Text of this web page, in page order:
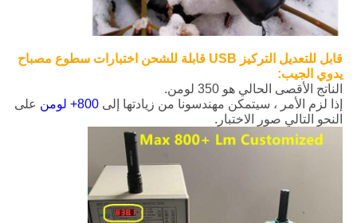
قابل للتعديل التركيز USB قابلة للشحن اختبارات سطوع مصباح
يدوي الجيب:
الناتج الأقصى الحالي هو 350 لومن.
إذا لزم الأمر ، سيتمكن مهندسونا من زيادتها إلى 800+ لومن
على
النحو التالي صور الاختبار.